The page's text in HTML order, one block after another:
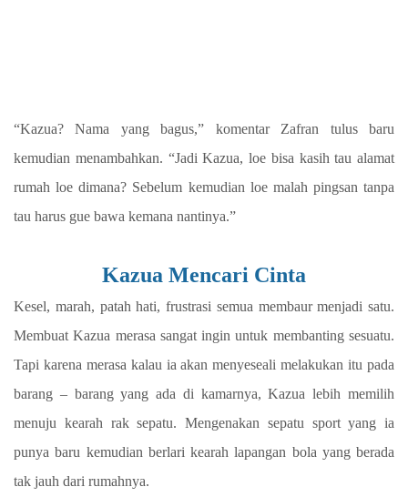
“Kazua? Nama yang bagus,” komentar Zafran tulus baru
kemudian menambahkan. “Jadi Kazua, loe bisa kasih tau alamat
rumah loe dimana? Sebelum kemudian loe malah pingsan tanpa
tau harus gue bawa kemana nantinya.”
Kazua Mencari Cinta
Kesel, marah, patah hati, frustrasi semua membaur menjadi satu.
Membuat Kazua merasa sangat ingin untuk membanting sesuatu.
Tapi karena merasa kalau ia akan menyeseali melakukan itu pada
barang – barang yang ada di kamarnya, Kazua lebih memilih
menuju kearah rak sepatu. Mengenakan sepatu sport yang ia
punya baru kemudian berlari kearah lapangan bola yang berada
tak jauh dari rumahnya.